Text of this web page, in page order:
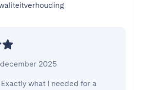
december 2025
what I needed for a